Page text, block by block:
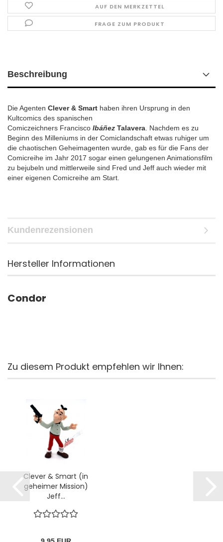
AUF DEN MERKZETTEL
FRAGE ZUM PRODUKT
Beschreibung
Die Agenten Clever & Smart haben ihren Ursprung in den
Kultcomics des spanischen
Comiczeichners Francisco Ibáñez Talavera . Nachdem es zu
Beginn des Milleniums in der Comiclandschaft etwas ruhiger um
die chaotischen Geheimagenten wurde, gab es für die Fans der
Comicreihe im Jahr 2017 sogar einen gelungenen Animationsfilm
zu bejubeln und mittlerweile sind Fred und Jeff auch wieder mit
einer eigenen Comicreihe am Start.
Kundenrezensionen
Hersteller Informationen
Condor
Zu diesem Produkt empfehlen wir Ihnen:
Clever & Smart (in
geheimer Mission)
Jeff...